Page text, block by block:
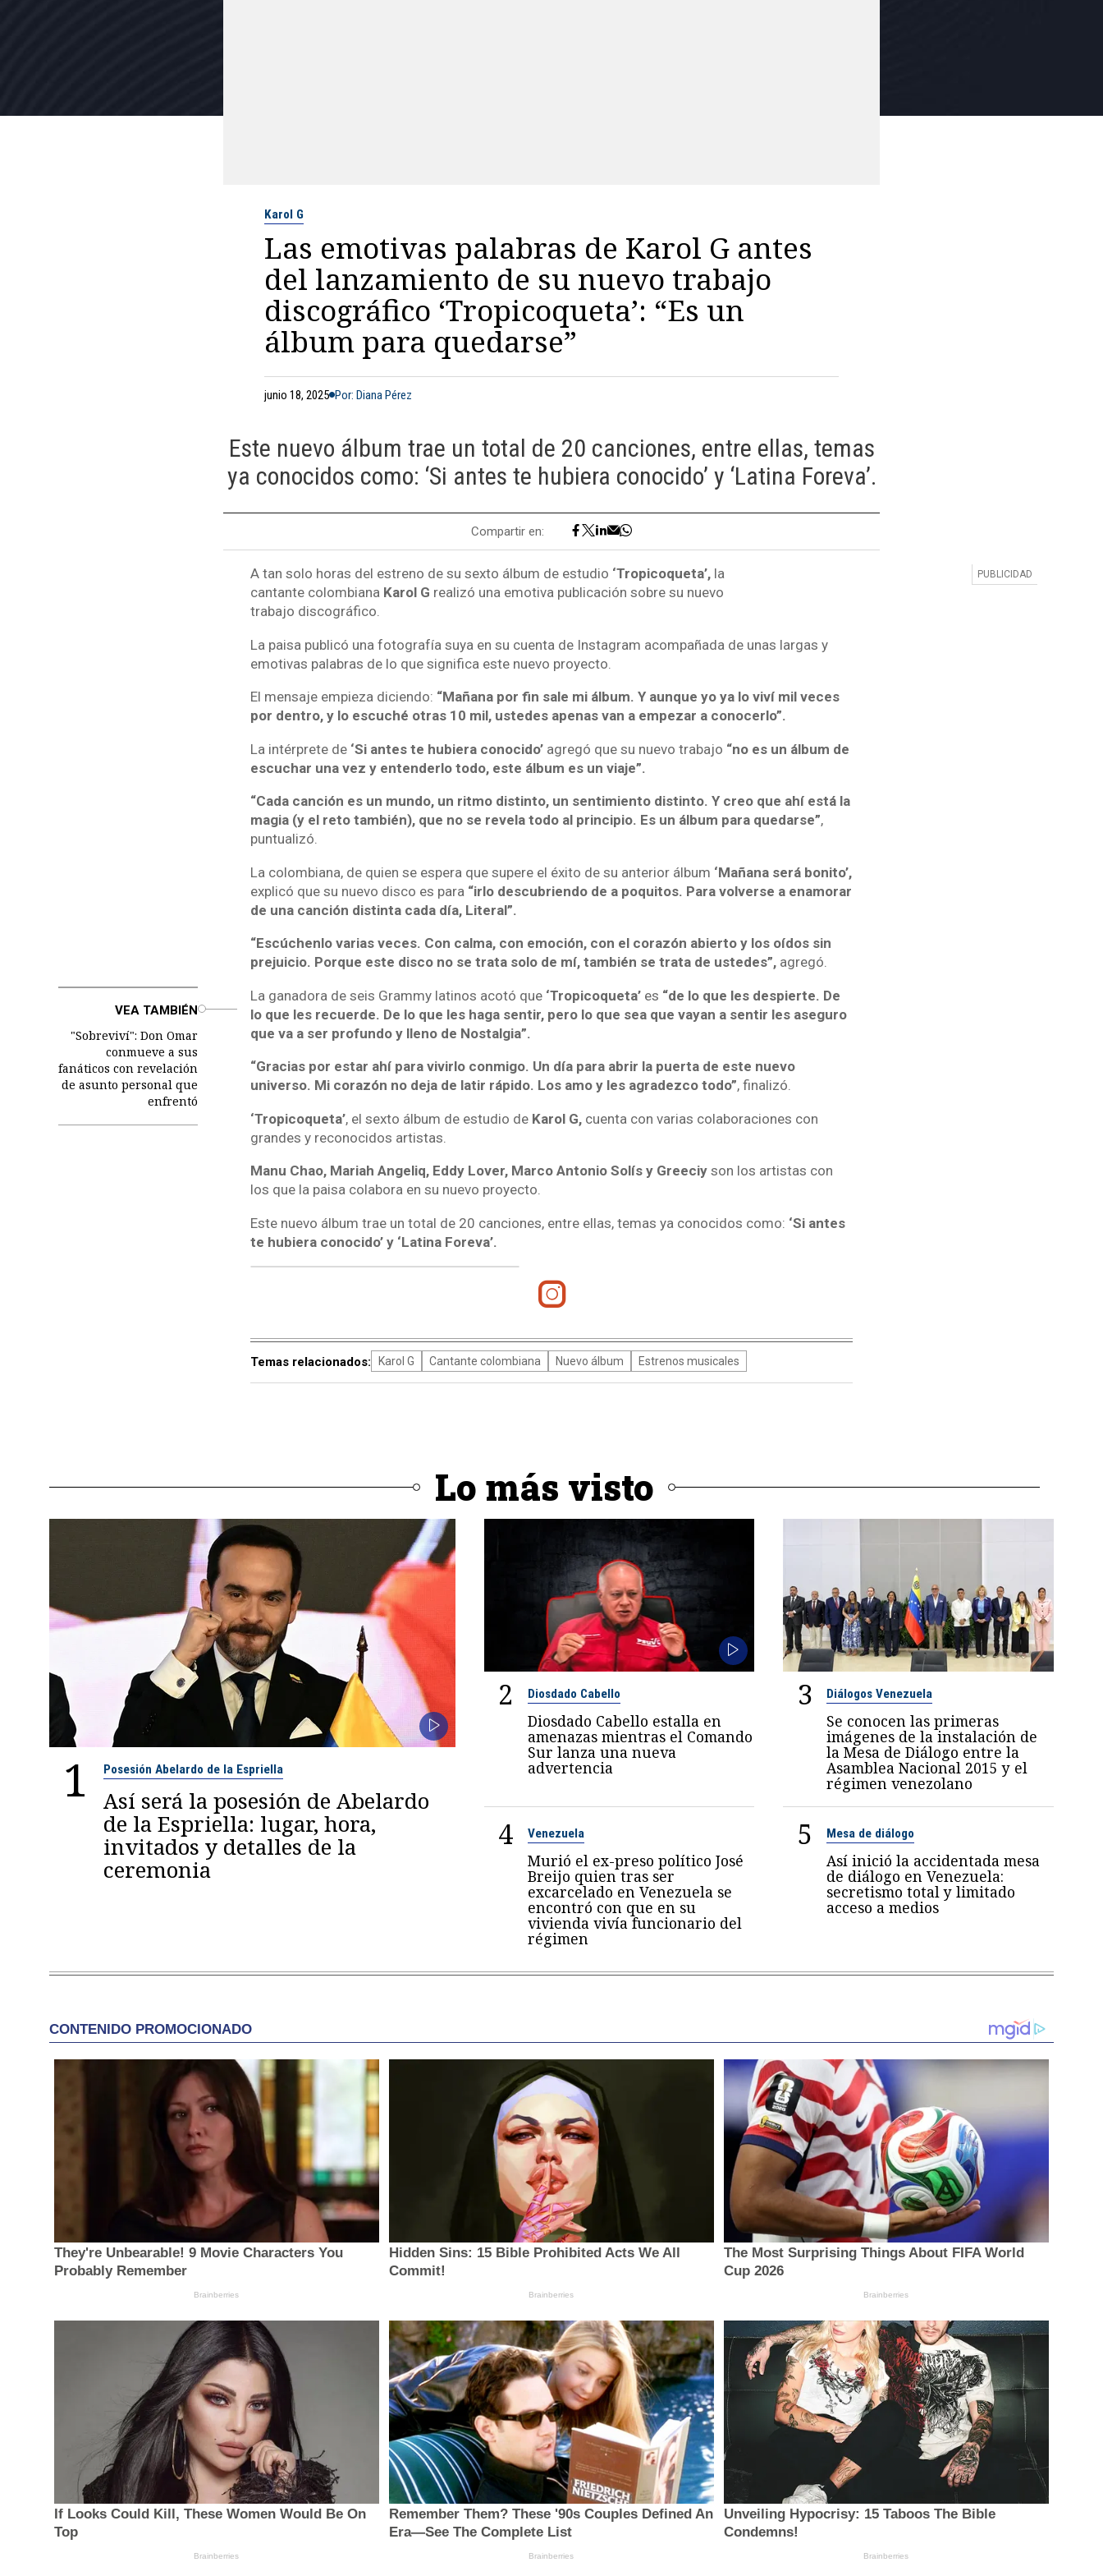
Karol G
Las emotivas palabras de Karol G antes
del lanzamiento de su nuevo trabajo
discográfico ‘Tropicoqueta’: “Es un
álbum para quedarse”
junio 18, 2025 Por: Diana Pérez
Este nuevo álbum trae un total de 20 canciones, entre ellas, temas
ya conocidos como: ‘Si antes te hubiera conocido’ y ‘Latina Foreva’.
Compartir en:
A tan solo horas del estreno de su sexto álbum de estudio ‘Tropicoqueta’,la
cantante colombiana Karol G realizó una emotiva publicación sobre su nuevo
trabajo discográfico.
La paisa publicó una fotografía suya en su cuenta de Instagram acompañada de unas largas y
emotivas palabras de lo que significa este nuevo proyecto.
El mensaje empieza diciendo: “Mañana por fin sale mi álbum. Y aunque yo ya lo viví mil veces
por dentro, y lo escuché otras 10 mil, ustedes apenas van a empezar a conocerlo”.
La intérprete de ‘Si antes te hubiera conocido’agregó que su nuevo trabajo “no es un álbum de
escuchar una vez y entenderlo todo, este álbum es un viaje”.
“Cada canción es un mundo, un ritmo distinto, un sentimiento distinto. Y creo que ahí está la
magia (y el reto también), que no se revela todo al principio. Es un álbum para quedarse”,
puntualizó.
La colombiana, de quien se espera que supere el éxito de su anterior álbum ‘Mañana será bonito’,
explicó que su nuevo disco es para “irlo descubriendo de a poquitos. Para volverse a enamorar
de una canción distinta cada día, Literal”.
“Escúchenlo varias veces. Con calma, con emoción, con el corazón abierto y los oídos sin
prejuicio. Porque este disco no se trata solo de mí, también se trata de ustedes”,agregó.
VEA TAMBIÉN
"Sobreviví": Don Omar
conmueve a sus
fanáticos con revelación
de asunto personal que
enfrentó
La ganadora de seis Grammy latinos acotó que ‘Tropicoqueta’es “de lo que les despierte. De
lo que les recuerde. De lo que les haga sentir, pero lo que sea que vayan a sentir les aseguro
que va a ser profundo y lleno de Nostalgia”.
“Gracias por estar ahí para vivirlo conmigo. Un día para abrir la puerta de este nuevo
universo. Mi corazón no deja de latir rápido. Los amo y les agradezco todo”, finalizó.
‘Tropicoqueta’, el sexto álbum de estudio deKarol G,cuenta con varias colaboraciones con
grandes y reconocidos artistas.
Manu Chao, Mariah Angeliq, Eddy Lover, Marco Antonio Solís y Greeciyson los artistas con
los que la paisa colabora en su nuevo proyecto.
Este nuevo álbum trae un total de 20 canciones, entre ellas, temas ya conocidos como: ‘Si antes
te hubiera conocido’ y ‘Latina Foreva’.
Temas relacionados: Karol G Cantante colombiana Nuevo álbum Estrenos musicales
Lo más visto
1 Posesión Abelardo de la Espriella
Así será la posesión de Abelardo
de la Espriella: lugar, hora,
invitados y detalles de la
ceremonia
2 Diosdado Cabello
Diosdado Cabello estalla en
amenazas mientras el Comando
Sur lanza una nueva
advertencia
3 Diálogos Venezuela
Se conocen las primeras
imágenes de la instalación de
la Mesa de Diálogo entre la
Asamblea Nacional 2015 y el
régimen venezolano
4 Venezuela
Murió el ex-preso político José
Breijo quien tras ser
excarcelado en Venezuela se
encontró con que en su
vivienda vivía funcionario del
régimen
5 Mesa de diálogo
Así inició la accidentada mesa
de diálogo en Venezuela:
secretismo total y limitado
acceso a medios